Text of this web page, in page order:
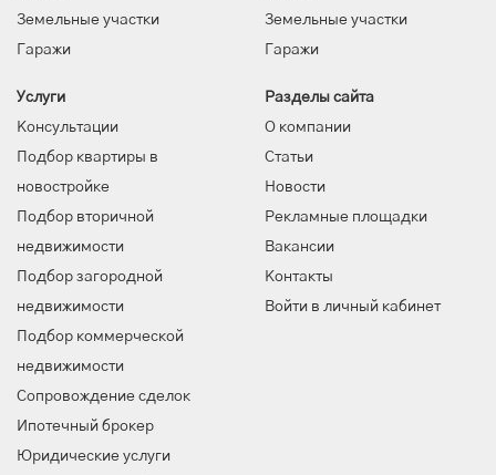
Земельные участки
Гаражи
Земельные участки
Гаражи
Услуги
Консультации
Подбор квартиры в
новостройке
Подбор вторичной
недвижимости
Подбор загородной
недвижимости
Подбор коммерческой
недвижимости
Сопровождение сделок
Ипотечный брокер
Юридические услуги
Разделы сайта
О компании
Статьи
Новости
Рекламные площадки
Вакансии
Контакты
Войти в личный кабинет